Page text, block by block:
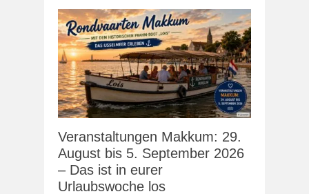
Veranstaltungen Makkum: 29.
August bis 5. September 2026
– Das ist in eurer
Urlaubswoche los